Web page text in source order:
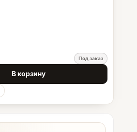
Под заказ
В корзину